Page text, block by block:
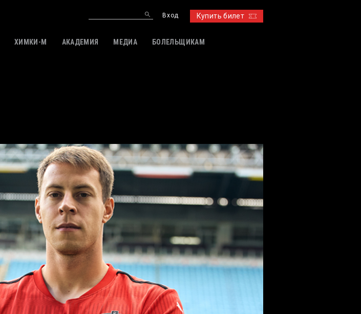
Купить билет
Вход
ХИМКИ-M АКАДЕМИЯ МЕДИА БОЛЕЛЬЩИКАМ